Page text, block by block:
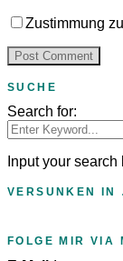
Zustimmung
SUCHE
Search for:
Input your
VERSUNKEN IN
FOLGE MIR VIA